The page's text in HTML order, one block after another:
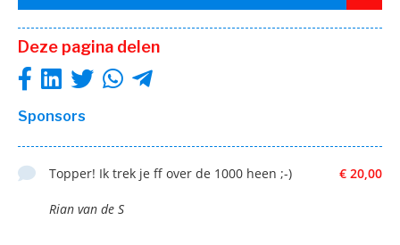
Deze pagina delen
Sponsors
€ 20,00
Topper! Ik trek je ff over de 1000 heen ;-)
Rian van de S